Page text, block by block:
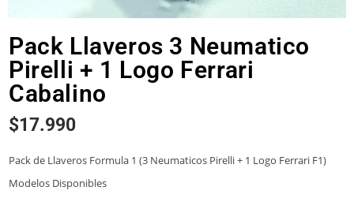
Pack Llaveros 3 Neumatico
Pirelli + 1 Logo Ferrari
Cabalino
$17.990
Pack de Llaveros Formula 1 (3 Neumaticos Pirelli + 1 Logo Ferrari F1)
Modelos Disponibles